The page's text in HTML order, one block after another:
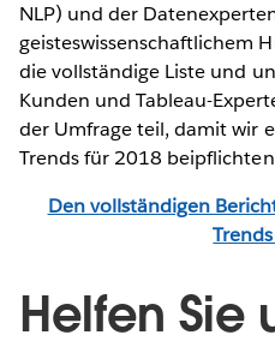
NLP) und der
geisteswissenschaftlichem
die vollständige Liste und
Kunden und Tableau-
der Umfrage teil, damit wir
Trends für 2018
Den vollständigen
Helfen Sie